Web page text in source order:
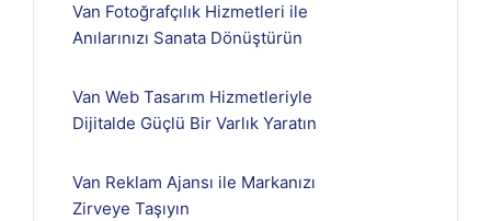
Van Fotoğrafçılık Hizmetleri ile
Anılarınızı Sanata Dönüştürün
Van Web Tasarım Hizmetleriyle
Dijitalde Güçlü Bir Varlık Yaratın
Van Reklam Ajansı ile Markanızı
Zirveye Taşıyın